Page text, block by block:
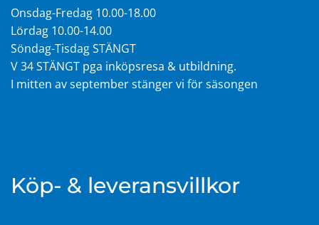
Onsdag-Fredag 10.00-18.00
Lördag 10.00-14.00
Söndag-Tisdag STÄNGT
V 34 STÄNGT pga inköpsresa & utbildning.
I mitten av september stänger vi för säsongen
Köp- & leveransvillkor